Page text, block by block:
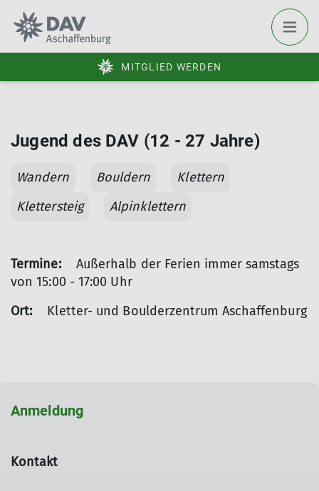
MITGLIED WERDEN
Jugend des DAV (12 - 27 Jahre)
Wandern Bouldern
Klettern
Klettersteig
Alpinklettern
Termine:
Außerhalb der Ferien immer samstags
von 15:00 - 17:00 Uhr
Ort:
Kletter- und Boulderzentrum Aschaffenburg
Anmeldung
Kontakt